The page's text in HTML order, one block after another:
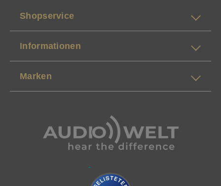
Shopservice
Informationen
Marken